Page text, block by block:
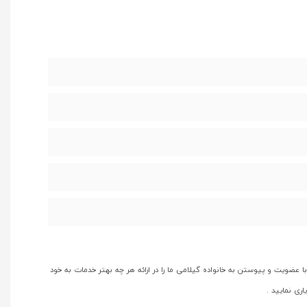
با عضویت و پیوستن به خانواده گیلامی ما را در ارائه هر چه بهتر خدمات به خود
یاری نمایید .